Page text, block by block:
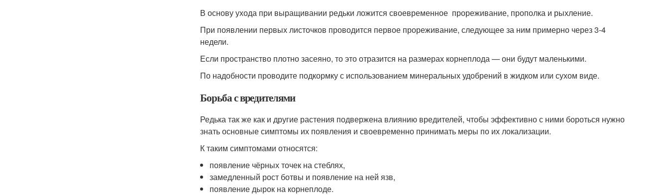
В основу ухода при выращивании редьки ложится своевременное прореживание, прополка и рыхление.
При появлении первых листочков проводится первое прореживание, следующее за ним примерно через 3-4
недели.
Если пространство плотно засеяно, то это отразится на размерах корнеплода — они будут маленькими.
По надобности проводите подкормку с использованием минеральных удобрений в жидком или сухом виде.
Борьба с вредителями
Редька так же как и другие растения подвержена влиянию вредителей, чтобы эффективно с ними бороться нужно
знать основные симптомы их появления и своевременно принимать меры по их локализации.
К таким симптомами относятся:
появление чёрных точек на стеблях,
замедленный рост ботвы и появление на ней язв,
появление дырок на корнеплоде.